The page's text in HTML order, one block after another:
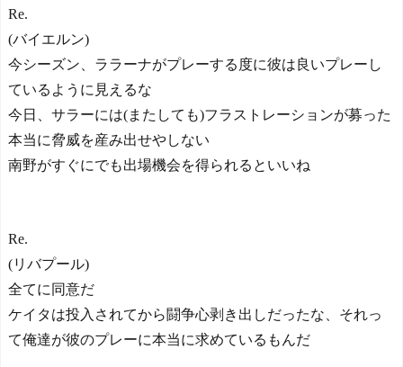
Re.
(バイエルン)
今シーズン、ララーナがプレーする度に彼は良いプレーし
ているように見えるな
今日、サラーには(またしても)フラストレーションが募った
本当に脅威を産み出せやしない
南野がすぐにでも出場機会を得られるといいね
Re.
(リバプール)
全てに同意だ
ケイタは投入されてから闘争心剥き出しだったな、それっ
て俺達が彼のプレーに本当に求めているもんだ